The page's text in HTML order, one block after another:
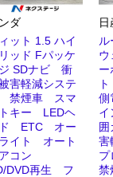
ダ
ット 1.5 ハイ
ッド Fパッケ
SDナビ 衝
害軽減システ
禁煙車 スマ
キー LEDヘ
ド ETC オー
ライト オート
コン
DVD再生 フ
日
ウ
ー
側